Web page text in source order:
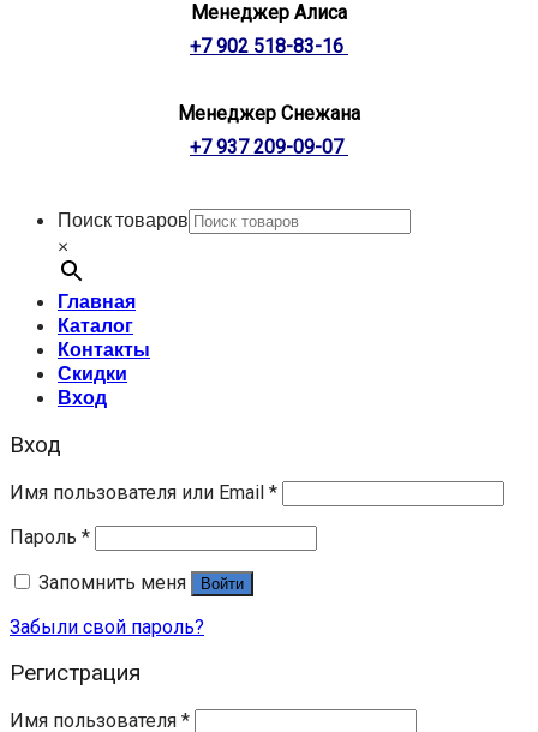
Менеджер Алиса
+7 902 518-83-16
Менеджер Снежана
+7 937 209-09-07
Поиск товаров
×
Главная
Каталог
Контакты
Скидки
Вход
Вход
Имя пользователя или Email *
Пароль *
Запомнить меня
Войти
Забыли свой пароль?
Регистрация
Имя пользователя *